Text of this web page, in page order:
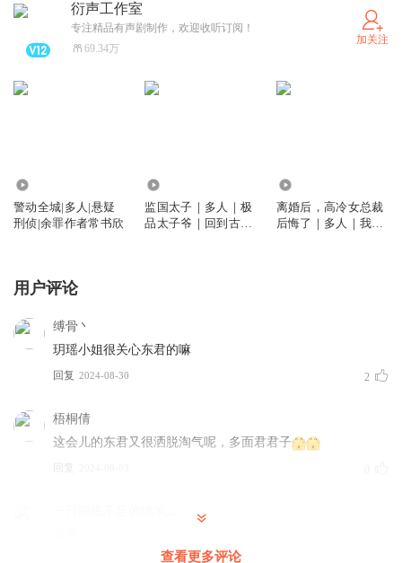
衍声工作室
专注精品有声剧制作，欢迎收听订阅！
69.34万
加关注
警动全城|多人|悬疑
刑侦|余罪作者常书欣
监国太子｜多人｜极
品太子爷｜回到古代
离婚后，高冷女总裁
后悔了｜多人｜我的
用户评论
缚骨丶
玥瑶小姐很关心东君的嘛
回复 2024-08-30 2
梧桐倩
这会儿的东君又很洒脱淘气呢，多面君君子
回复
查看更多评论